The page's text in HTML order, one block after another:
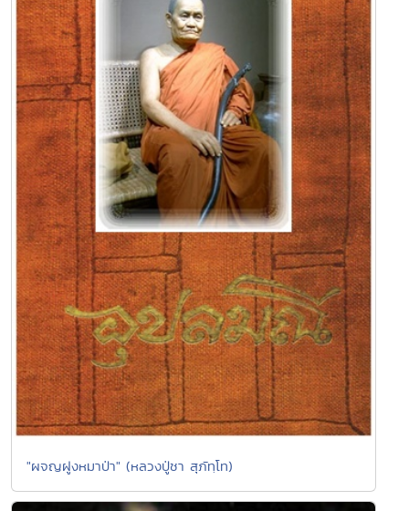
"ผจญฝูงหมาป่า" (หลวงปู่ชา สุภัทฺโท)